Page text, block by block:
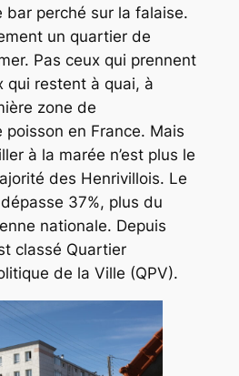
bar perché sur la falaise.
un quartier de
Pas ceux qui prennent
qui restent à quai, à
zone de
en France. Mais
à la marée n’est plus le
des Henrivillois. Le
37%, plus du
nationale. Depuis
classé Quartier
de la Ville (QPV).